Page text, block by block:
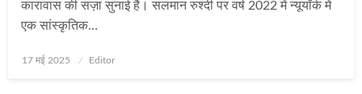
कारावास की सज़ा सुनाई है। सलमान रुश्‍दी पर वर्ष 2022 में न्‍यूयॉर्क में
एक सांस्‍कृतिक…
Posted
17 मई 2025 Editor